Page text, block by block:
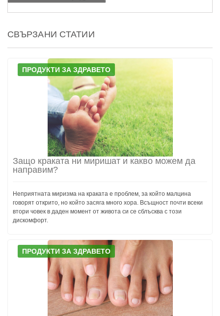
СВЪРЗАНИ СТАТИИ
ПРОДУКТИ ЗА ЗДРАВЕТО
Защо краката ни миришат и какво можем да
направим?
Неприятната миризма на краката е проблем, за който малцина
говорят открито, но който засяга много хора. Всъщност почти всеки
втори човек в даден момент от живота си се сблъсква с този
дискомфорт.
ПРОДУКТИ ЗА ЗДРАВЕТО